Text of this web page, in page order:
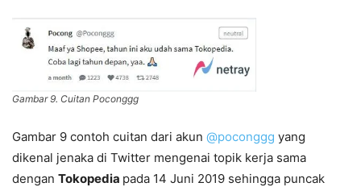
Gambar 9. Cuitan Poconggg
Gambar 9 contoh cuitan dari akun @poconggg yang
dikenal jenaka di Twitter mengenai topik kerja sama
dengan Tokopedia pada 14 Juni 2019 sehingga puncak